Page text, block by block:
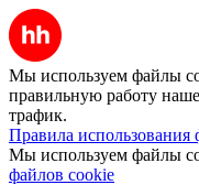
Мы используем файлы
правильную работу
трафик.
Правила использования
Мы используем файлы
файлов cookie